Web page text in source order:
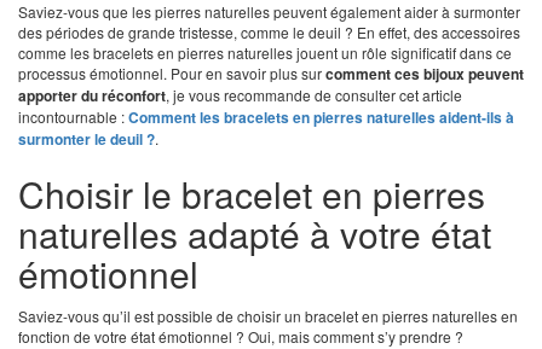
Saviez-vous que les pierres naturelles peuvent également aider à surmonter
des périodes de grande tristesse, comme le deuil ? En effet, des accessoires
comme les bracelets en pierres naturelles jouent un rôle significatif dans ce
processus émotionnel. Pour en savoir plus surcomment ces bijoux peuvent
apporter du réconfort, je vous recommande de consulter cet article
incontournable :Comment les bracelets en pierres naturelles aident-ils à
surmonter le deuil ?.
Choisir le bracelet en pierres
naturelles adapté à votre état
émotionnel
Saviez-vous qu’il est possible de choisir un bracelet en pierres naturelles en
fonction de votre état émotionnel ? Oui, mais comment s’y prendre ?